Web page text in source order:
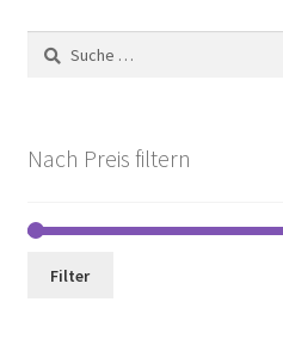
Suche
nach:
Nach Preis filtern
Filter